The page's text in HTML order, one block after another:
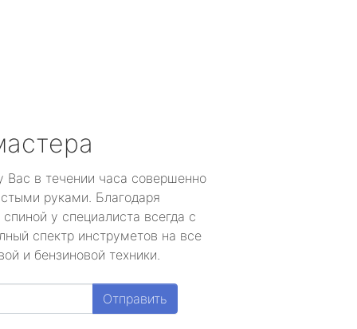
Вас в течении часа совершенно
руками. Благодаря
у специалиста всегда с
спектр инструметов на все
и бензиновой техники.
Отправить